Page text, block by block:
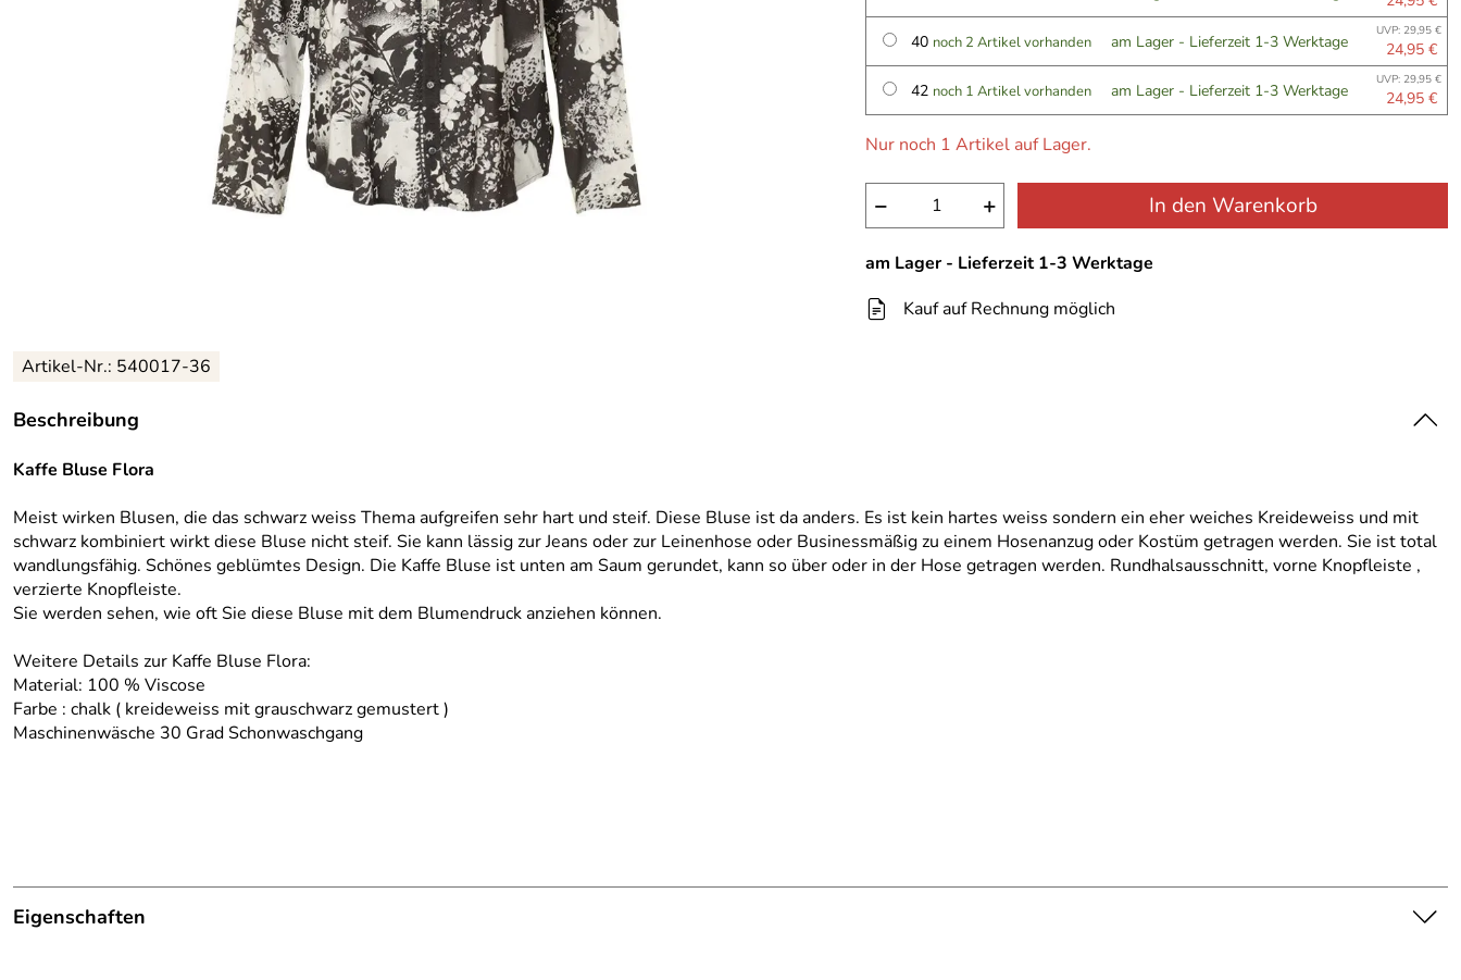
40 noch 2 Artikel vorhanden am Lager - Lieferzeit 1-3 Werktage UVP: 29,95 €
24,95 €
42 noch 1 Artikel vorhanden am Lager - Lieferzeit 1-3 Werktage UVP: 29,95 €
24,95 €
Nur noch 1 Artikel auf Lager.
− + In den Warenkorb
am Lager - Lieferzeit 1-3 Werktage
Kauf auf Rechnung möglich
Artikel-Nr.: 540017-36
Beschreibung
Kaffe Bluse Flora
Meist wirken Blusen, die das schwarz weiss Thema aufgreifen sehr hart und steif. Diese Bluse ist da anders. Es ist kein hartes weiss sondern ein eher weiches Kreideweiss und mit
schwarz kombiniert wirkt diese Bluse nicht steif. Sie kann lässig zur Jeans oder zur Leinenhose oder Businessmäßig zu einem Hosenanzug oder Kostüm getragen werden. Sie ist total
wandlungsfähig. Schönes geblümtes Design. Die Kaffe Bluse ist unten am Saum gerundet, kann so über oder in der Hose getragen werden. Rundhalsausschnitt, vorne Knopfleiste ,
verzierte Knopfleiste.
Sie werden sehen, wie oft Sie diese Bluse mit dem Blumendruck anziehen können.
Weitere Details zur Kaffe Bluse Flora:
Material: 100 % Viscose
Farbe : chalk ( kreideweiss mit grauschwarz gemustert )
Maschinenwäsche 30 Grad Schonwaschgang
Eigenschaften